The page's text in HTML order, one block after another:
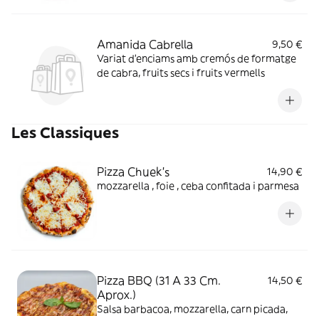
Amanida Cabrella
9,50 €
Variat d'enciams amb cremós de formatge
de cabra, fruits secs i fruits vermells
Les Classiques
Pizza Chuek's
14,90 €
mozzarella , foie , ceba confitada i parmesa
Pizza BBQ (31 A 33 Cm.
Aprox.)
14,50 €
Salsa barbacoa, mozzarella, carn picada,